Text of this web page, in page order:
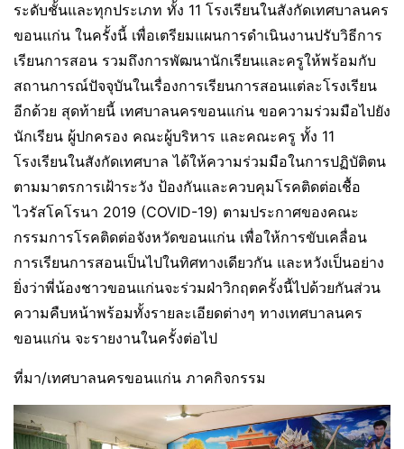
ระดับชั้นและทุกประเภท ทั้ง 11 โรงเรียนในสังกัดเทศบาลนคร
ขอนแก่น ในครั้งนี้ เพื่อเตรียมแผนการดำเนินงานปรับวิธีการ
เรียนการสอน รวมถึงการพัฒนานักเรียนและครูให้พร้อมกับ
สถานการณ์ปัจจุบันในเรื่องการเรียนการสอนแต่ละโรงเรียน
อีกด้วย สุดท้ายนี้ เทศบาลนครขอนแก่น ขอความร่วมมือไปยัง
นักเรียน ผู้ปกครอง คณะผู้บริหาร และคณะครู ทั้ง 11
โรงเรียนในสังกัดเทศบาล ได้ให้ความร่วมมือในการปฏิบัติตน
ตามมาตรการเฝ้าระวัง ป้องกันและควบคุมโรคติดต่อเชื้อ
ไวรัสโคโรนา 2019 (COVID-19) ตามประกาศของคณะ
กรรมการโรคติดต่อจังหวัดขอนแก่น เพื่อให้การขับเคลื่อน
การเรียนการสอนเป็นไปในทิศทางเดียวกัน และหวังเป็นอย่าง
ยิ่งว่าพี่น้องชาวขอนแก่นจะร่วมฝ่าวิกฤตครั้งนี้ไปด้วยกันส่วน
ความคืบหน้าพร้อมทั้งรายละเอียดต่างๆ ทางเทศบาลนคร
ขอนแก่น จะรายงานในครั้งต่อไป
ที่มา/เทศบาลนครขอนแก่น ภาคกิจกรรม